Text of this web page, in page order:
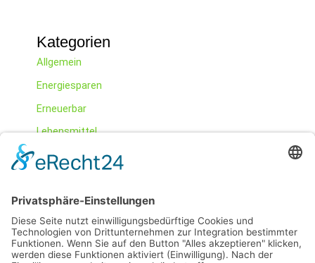
Kategorien
Allgemein
Energiesparen
Erneuerbar
Lebensmittel
Mobilität
Ökotrends